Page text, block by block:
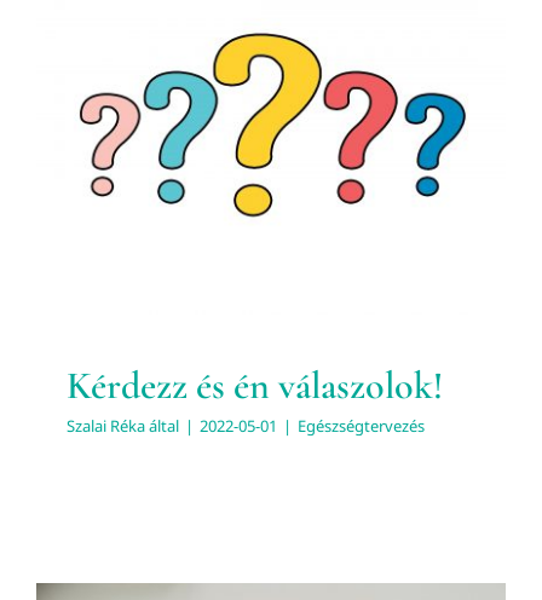
Kérdezz és én válaszolok!
Egészségtervezés
Kérdezz és én válaszolok!
Szalai Rékaáltal | 2022-05-01 | Egészségtervezés